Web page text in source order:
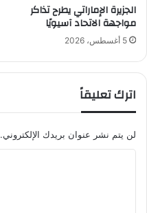
الجزيرة الإماراتي يطرح تذاكر
مواجهة الاتحاد آسيويًا
5 أغسطس، 2026
اترك تعليقاً
لن يتم نشر عنوان بريدك الإلكتروني.